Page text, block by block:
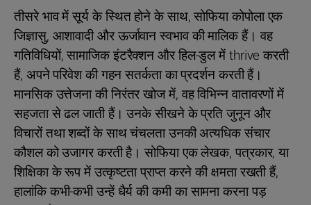
तीसरे भाव में सूर्य के स्थित होने के साथ, सोफिया कोपोला एक
जिज्ञासु, आशावादी और ऊर्जावान स्वभाव की मालिक हैं। वह
गतिविधियों, सामाजिक इंटरैक्शन और हिल-डुल में thrive करती
हैं, अपने परिवेश की गहन सतर्कता का प्रदर्शन करती हैं।
मानसिक उत्तेजना की निरंतर खोज में, वह विभिन्न वातावरणों में
सहजता से ढल जाती हैं। उनके सीखने के प्रति जुनून और
विचारों तथा शब्दों के साथ चंचलता उनकी अत्यधिक संचार
कौशल को उजागर करती है। सोफिया एक लेखक, पत्रकार, या
शिक्षिका के रूप में उत्कृष्टता प्राप्त करने की क्षमता रखती हैं,
हालांकि कभी-कभी उन्हें धैर्य की कमी का सामना करना पड़